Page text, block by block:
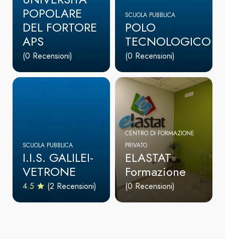
POPOLARE
DEL FORTORE
APS
(0 Recensioni)
SCUOLA PUBBLICA
POLO
TECNOLOGICO
(0 Recensioni)
SCUOLA PUBBLICA
I.I.S. GALILEI-
VETRONE
4.5 (2 Recensioni)
CENTRO DI FORMAZIONE
PRIVATO
ELASTAT
Formazione
(0 Recensioni)